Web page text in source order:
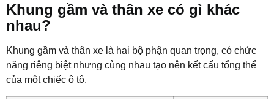
Khung gầm và thân xe có gì khác
nhau?
Khung gầm và thân xe là hai bộ phận quan trọng, có chức
năng riêng biệt nhưng cùng nhau tạo nên kết cấu tổng thể
của một chiếc ô tô.